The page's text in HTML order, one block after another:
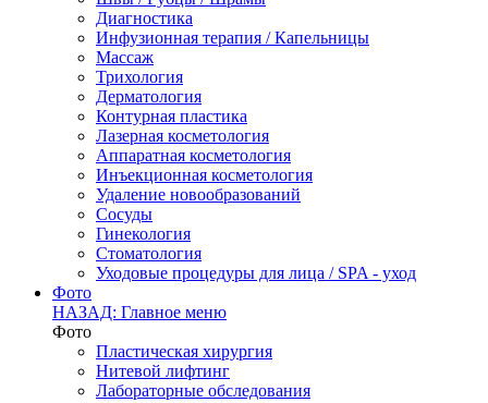
Диагностика
Инфузионная терапия / Капельницы
Массаж
Трихология
Дерматология
Контурная пластика
Лазерная косметология
Аппаратная косметология
Инъекционная косметология
Удаление новообразований
Сосуды
Гинекология
Стоматология
Уходовые процедуры для лица / SPA - уход
Фото
НАЗАД: Главное меню
Фото
Пластическая хирургия
Нитевой лифтинг
Лабораторные обследования